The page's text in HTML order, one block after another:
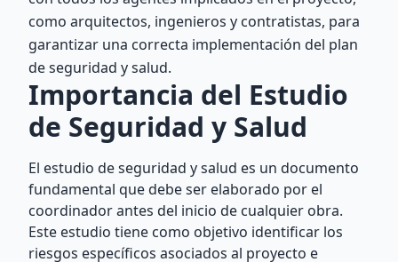
como arquitectos, ingenieros y contratistas, para
garantizar una correcta implementación del plan
de seguridad y salud.
Importancia del Estudio
de Seguridad y Salud
El estudio de seguridad y salud es un documento
fundamental que debe ser elaborado por el
coordinador antes del inicio de cualquier obra.
Este estudio tiene como objetivo identificar los
riesgos específicos asociados al proyecto e